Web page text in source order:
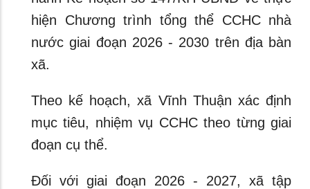
hiện Chương trình tổng thể CCHC nhà
nước giai đoạn 2026 - 2030 trên địa bàn
xã.
Theo kế hoạch, xã Vĩnh Thuận xác định
mục tiêu, nhiệm vụ CCHC theo từng giai
đoạn cụ thể.
Đối với giai đoạn 2026 - 2027, xã tập